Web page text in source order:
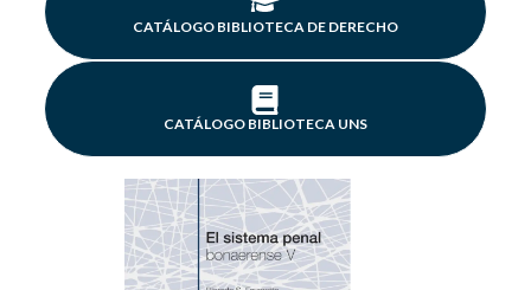
CATÁLOGO BIBLIOTECA DE DERECHO
CATÁLOGO BIBLIOTECA UNS